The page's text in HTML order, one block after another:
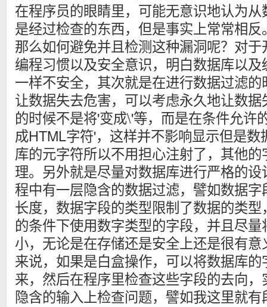
在程序员的眼睛里，可能无意识地认为
是经过检查的东西，但是事实上常常相反
那么如何避免并且检测这种漏洞呢？对
编程习惯以及安全意识，明白数据库以
一样不安全，其次就是在进行数据过滤
让数据失去危害，可以考虑永久地让数
的时候不是将'变成\'等，而是在条件允许
成HTML字符'，这样并不影响显示但是
库的元字符所以不用担心注射了，其他
理。另外就是尽量对数据库进行严格的
程中有一层隐含的数据过滤，譬如数据
长度，数据字段的类型限制了数据的类
的条件下使用数字类型的字段，并且尽
小，无论是在存储还是安全上还是很有
来说，如果是白盒操作，可以将数据库
来，然后在程序里检查这些字段的去向
隐含的输入上检查问题，譬如我这里就